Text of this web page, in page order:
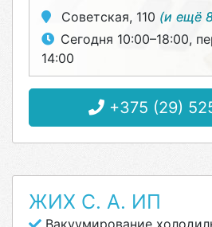
Советская, 110 (и ещё
Сегодня 10:00–18:00,
14:00
+375 (29)
ЖИХ С. А. ИП
Вакуумирование